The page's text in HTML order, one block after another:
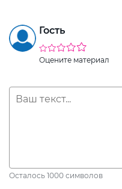
Гость
Оцените материал
Осталось 1000 символов